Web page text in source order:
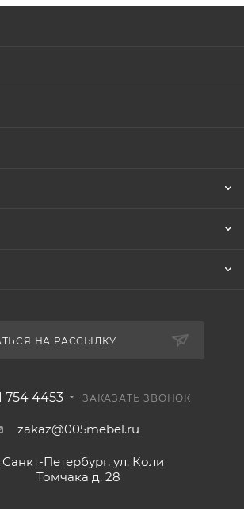
НА РАССЫЛКУ
754 4453 ЗАКАЗАТЬ ЗВОНОК
zakaz@005mebel.ru
Санкт-Петербург, ул. Коли
Томчака д. 28